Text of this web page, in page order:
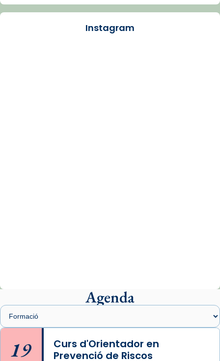
🔗tinyurl.com/cvu5jmbk
Arquebisbat de Barcelona
1 week ago
Memòria de les santes Juliana i
Semproniana, verges i màrtirs.
Acompanyant la història de sant Cugat, a
Instagram
Agenda
19
Curs d'Orientador en
Prevenció de Riscos